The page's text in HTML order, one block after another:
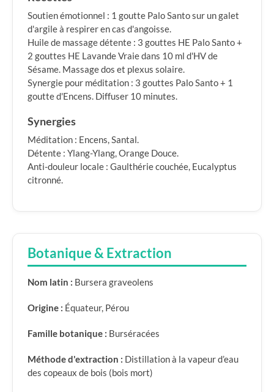
Soutien émotionnel : 1 goutte Palo Santo sur un galet
d'argile à respirer en cas d'angoisse.
Huile de massage détente : 3 gouttes HE Palo Santo +
2 gouttes HE Lavande Vraie dans 10 ml d'HV de
Sésame. Massage dos et plexus solaire.
Synergie pour méditation : 3 gouttes Palo Santo + 1
goutte d'Encens. Diffuser 10 minutes.
Synergies
Méditation : Encens, Santal.
Détente : Ylang-Ylang, Orange Douce.
Anti-douleur locale : Gaulthérie couchée, Eucalyptus
citronné.
Botanique & Extraction
Nom latin : Bursera graveolens
Origine : Équateur, Pérou
Famille botanique : Burséracées
Méthode d'extraction : Distillation à la vapeur d’eau
des copeaux de bois (bois mort)